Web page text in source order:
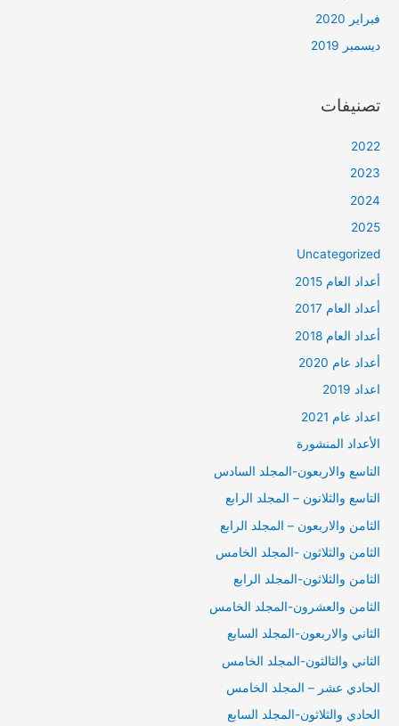
فبراير 2020
ديسمبر 2019
تصنيفات
2022
2023
2024
2025
Uncategorized
أعداد العام 2015
أعداد العام 2017
أعداد العام 2018
أعداد عام 2020
اعداد 2019
اعداد عام 2021
الأعداد المنشورة
التاسع والاربعون-المجلد السادس
التاسع والثلانون – المجلد الرابع
الثامن والاربعون – المجلد الرابع
الثامن والثلاثون -المجلد الخامس
الثامن والثلاثون-المجلد الرابع
الثامن والعشرون-المجلد الخامس
الثاني والاربعون-المجلد السابع
الثاني والثالثون-المجلد الخامس
الحادي عشر – المجلد الخامس
الحادي والثلاثون-المجلد السابع